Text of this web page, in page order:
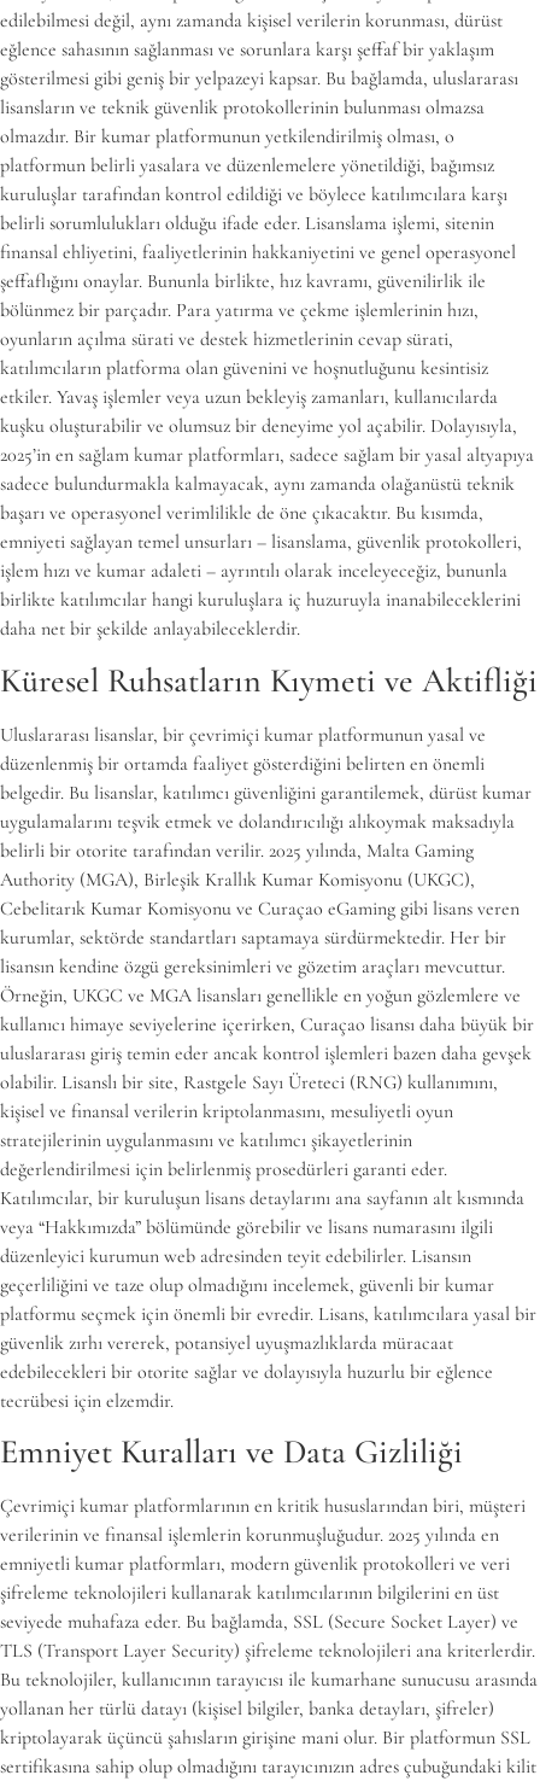
edilebilmesi değil, aynı zamanda kişisel verilerin korunması, dürüst
eğlence sahasının sağlanması ve sorunlara karşı şeffaf bir yaklaşım
gösterilmesi gibi geniş bir yelpazeyi kapsar. Bu bağlamda, uluslararası
lisansların ve teknik güvenlik protokollerinin bulunması olmazsa
olmazdır. Bir kumar platformunun yetkilendirilmiş olması, o
platformun belirli yasalara ve düzenlemelere yönetildiği, bağımsız
kuruluşlar tarafından kontrol edildiği ve böylece katılımcılara karşı
belirli sorumlulukları olduğu ifade eder. Lisanslama işlemi, sitenin
finansal ehliyetini, faaliyetlerinin hakkaniyetini ve genel operasyonel
şeffaflığını onaylar. Bununla birlikte, hız kavramı, güvenilirlik ile
bölünmez bir parçadır. Para yatırma ve çekme işlemlerinin hızı,
oyunların açılma sürati ve destek hizmetlerinin cevap sürati,
katılımcıların platforma olan güvenini ve hoşnutluğunu kesintisiz
etkiler. Yavaş işlemler veya uzun bekleyiş zamanları, kullanıcılarda
kuşku oluşturabilir ve olumsuz bir deneyime yol açabilir. Dolayısıyla,
2025’in en sağlam kumar platformları, sadece sağlam bir yasal altyapıya
sadece bulundurmakla kalmayacak, aynı zamanda olağanüstü teknik
başarı ve operasyonel verimlilikle de öne çıkacaktır. Bu kısımda,
emniyeti sağlayan temel unsurları – lisanslama, güvenlik protokolleri,
işlem hızı ve kumar adaleti – ayrıntılı olarak inceleyeceğiz, bununla
birlikte katılımcılar hangi kuruluşlara iç huzuruyla inanabileceklerini
daha net bir şekilde anlayabileceklerdir.
Küresel Ruhsatların Kıymeti ve Aktifliği
Uluslararası lisanslar, bir çevrimiçi kumar platformunun yasal ve
düzenlenmiş bir ortamda faaliyet gösterdiğini belirten en önemli
belgedir. Bu lisanslar, katılımcı güvenliğini garantilemek, dürüst kumar
uygulamalarını teşvik etmek ve dolandırıcılığı alıkoymak maksadıyla
belirli bir otorite tarafından verilir. 2025 yılında, Malta Gaming
Authority (MGA), Birleşik Krallık Kumar Komisyonu (UKGC),
Cebelitarık Kumar Komisyonu ve Curaçao eGaming gibi lisans veren
kurumlar, sektörde standartları saptamaya sürdürmektedir. Her bir
lisansın kendine özgü gereksinimleri ve gözetim araçları mevcuttur.
Örneğin, UKGC ve MGA lisansları genellikle en yoğun gözlemlere ve
kullanıcı himaye seviyelerine içerirken, Curaçao lisansı daha büyük bir
uluslararası giriş temin eder ancak kontrol işlemleri bazen daha gevşek
olabilir. Lisanslı bir site, Rastgele Sayı Üreteci (RNG) kullanımını,
kişisel ve finansal verilerin kriptolanmasını, mesuliyetli oyun
stratejilerinin uygulanmasını ve katılımcı şikayetlerinin
değerlendirilmesi için belirlenmiş prosedürleri garanti eder.
Katılımcılar, bir kuruluşun lisans detaylarını ana sayfanın alt kısmında
veya “Hakkımızda” bölümünde görebilir ve lisans numarasını ilgili
düzenleyici kurumun web adresinden teyit edebilirler. Lisansın
geçerliliğini ve taze olup olmadığını incelemek, güvenli bir kumar
platformu seçmek için önemli bir evredir. Lisans, katılımcılara yasal bir
güvenlik zırhı vererek, potansiyel uyuşmazlıklarda müracaat
edebilecekleri bir otorite sağlar ve dolayısıyla huzurlu bir eğlence
tecrübesi için elzemdir.
Emniyet Kuralları ve Data Gizliliği
Çevrimiçi kumar platformlarının en kritik hususlarından biri, müşteri
verilerinin ve finansal işlemlerin korunmuşluğudur. 2025 yılında en
emniyetli kumar platformları, modern güvenlik protokolleri ve veri
şifreleme teknolojileri kullanarak katılımcılarının bilgilerini en üst
seviyede muhafaza eder. Bu bağlamda, SSL (Secure Socket Layer) ve
TLS (Transport Layer Security) şifreleme teknolojileri ana kriterlerdir.
Bu teknolojiler, kullanıcının tarayıcısı ile kumarhane sunucusu arasında
yollanan her türlü datayı (kişisel bilgiler, banka detayları, şifreler)
kriptolayarak üçüncü şahısların girişine mani olur. Bir platformun SSL
sertifikasına sahip olup olmadığını tarayıcınızın adres çubuğundaki kilit